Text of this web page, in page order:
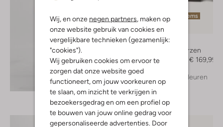
Wij, en onze negen partners , maken op
onze website gebruik van cookies en
vergelijkbare technieken (gezamenlijk:
"cookies").
Wij gebruiken cookies om ervoor te
zorgen dat onze website goed
functioneert, om jouw voorkeuren op
te slaan, om inzicht te verkrijgen in
bezoekersgedrag en om een profiel op
te bouwen van jouw online gedrag voor
gepersonaliseerde advertenties. Door
Ontdek de look
Laatste items
-50%
Toral
Hoge laarzen
€ 339,99
€ 169,99
+ meer kleuren